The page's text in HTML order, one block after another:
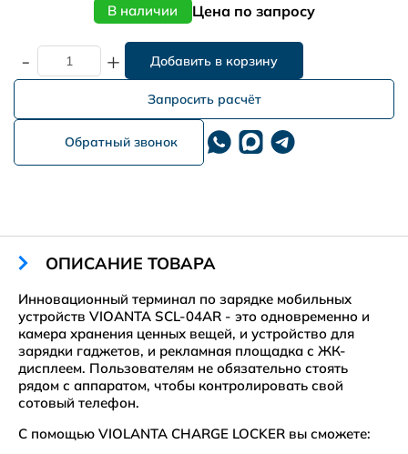
В наличии Цена по запросу
- +
Запросить расчёт
Обратный звонок
ОПИСАНИЕ ТОВАРА
Инновационный терминал по зарядке мобильных
устройств VIOANTA SCL-04AR - это одновременно и
камера хранения ценных вещей, и устройство для
зарядки гаджетов, и рекламная площадка с ЖК-
дисплеем. Пользователям не обязательно стоять
рядом с аппаратом, чтобы контролировать свой
сотовый телефон.
С помощью VIOLANTA CHARGE LOCKER вы сможете: